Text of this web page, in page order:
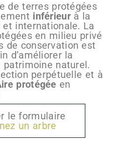
de terres protégées
inférieurà la
internationale. La
en milieu privé
de conservation est
d’améliorer la
naturel.
perpétuelle et à
protégée en
le formulaire
un arbre